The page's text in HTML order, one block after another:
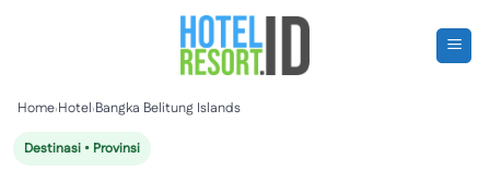
Home›Hotel›Bangka Belitung Islands
Destinasi • Provinsi